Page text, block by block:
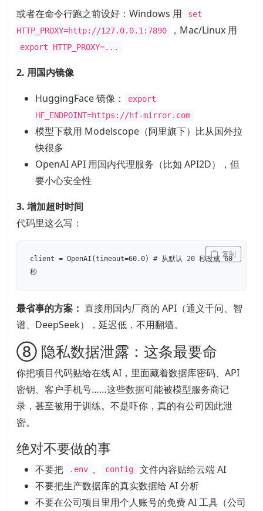
或者在命令行跑之前设好：Windows 用
set
HTTP_PROXY=http://127.0.0.1:7890
，Mac/Linux 用
export HTTP_PROXY=...
2. 用国内镜像
HuggingFace 镜像：
export
HF_ENDPOINT=https://hf-mirror.com
模型下载用 Modelscope（阿里旗下）比从国外拉
快很多
OpenAI API 用国内代理服务（比如 API2D），但
要小心安全性
3. 增加超时时间
代码里这么写：
client = OpenAI(timeout=60.0) # 从默认 20 秒改成 60
秒
复制
最省事的方案： 直接用国内厂商的 API（通义千问、智
谱、DeepSeek），延迟低，不用翻墙。
⑧ 隐私数据泄露：这条最要命
你把项目代码贴给在线 AI，里面藏着数据库密码、API
密钥、客户手机号……这些数据可能被模型服务商记
录，甚至被用于训练。不是吓你，真的有公司因此泄
密。
绝对不要做的事
不要把 .env 、 config
文件内容贴给云端 AI
不要把生产数据库的真实数据给 AI 分析
不要在公司项目里用个人账号的免费 AI 工具（公司